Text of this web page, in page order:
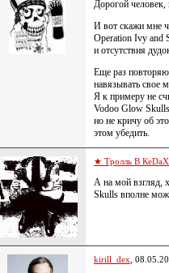
Дорогой
И вот скажи мне
Operation Ivy and
и отсутcтвия
Еще раз
навязывать свое
Я к примеру не
Vodoo Glow
но не кричу об
этом убедить.
★ Тролль В
А на мой взгляд,
Skulls вполне
kirill_dex ,